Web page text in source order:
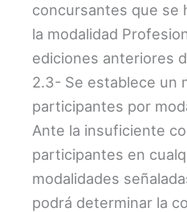
concursantes que se
la modalidad
ediciones anteriores
2.3- Se establece un
participantes por
Ante la insuficiente
participantes en
modalidades
podrá determinar la